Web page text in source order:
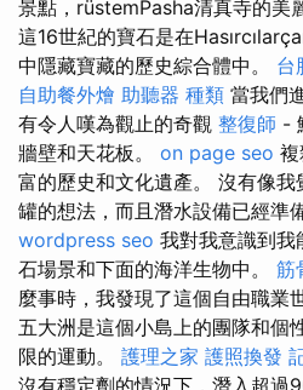
景點，rüstemPasha清真寺的美
這16世紀的寶石是在
中隱藏寶藏的歷史綜合體中。 台
自助餐外燴 助聽器 種類 當我們
有令人嘆為觀止的奇觀 整復師 -
牆壁和天花板。 on page seo
富的歷史和文化遺產。 沒有像
罐的想法，而且潛水設備已經準
wordpress seo 我對我意識到我
石場景和下面的海洋生物中。 筋
麼事時，我發現了這個自由職業
五大洲是這個小島上的團隊和個
限的運動。 護理之家 護照換發
沒有穩定劑的情況下，潛入超過